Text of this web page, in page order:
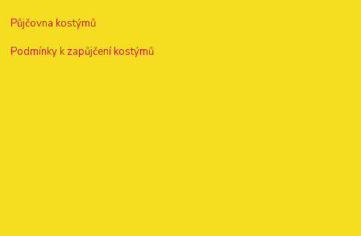
Půjčovna kostýmů
Podmínky k zapůjčení kostýmů